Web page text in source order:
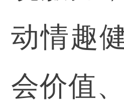
动情趣
会价值